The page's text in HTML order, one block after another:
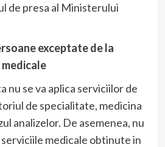
de presa al Ministerului
exceptate de la
nu se va aplica serviciilor de
de specialitate, medicina
analizelor. De asemenea, nu
medicale obtinute in